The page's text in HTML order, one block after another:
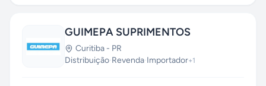
GUIMEPA SUPRIMENTOS
Curitiba - PR
Distribuição·Revenda·Importador+1